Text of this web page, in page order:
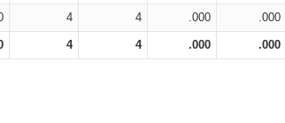
4 4 .000 .000
4 4 .000 .000